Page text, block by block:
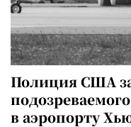
Полиция США
в аэропорту